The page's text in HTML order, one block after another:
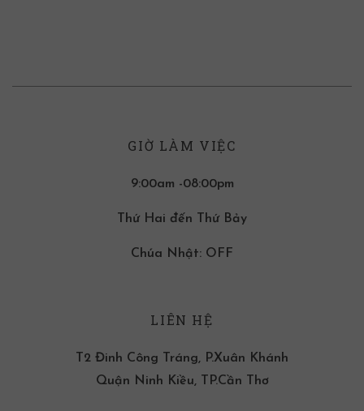
GIỜ LÀM VIỆC
9:00am -08:00pm
Thứ Hai đến Thứ Bảy
Chúa Nhật: OFF
LIÊN HỆ
T2 Đinh Công Tráng, P.Xuân Khánh
Quận Ninh Kiều, TP.Cần Thơ